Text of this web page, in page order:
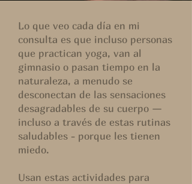
Lo que veo cada día en mi
consulta es que incluso personas
que practican yoga, van al
gimnasio o pasan tiempo en la
naturaleza, a menudo se
desconectan de las sensaciones
desagradables de su cuerpo —
incluso a través de estas rutinas
saludables - porque les tienen
miedo.
Usan estas actividades para